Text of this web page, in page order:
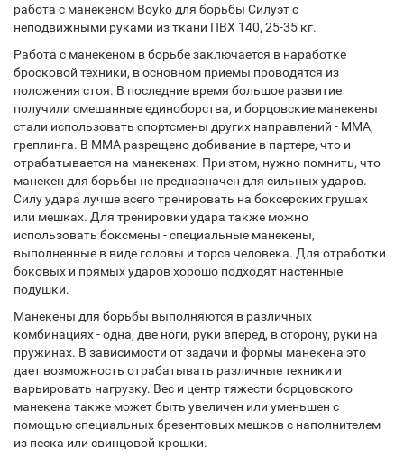
работа с манекеном Boyko для борьбы Силуэт с
неподвижными руками из ткани ПВХ 140, 25-35 кг.
Работа с манекеном в борьбе заключается в наработке
бросковой техники, в основном приемы проводятся из
положения стоя. В последние время большое развитие
получили смешанные единоборства, и борцовские манекены
стали использовать спортсмены других направлений - ММА,
греплинга. В ММА разрещено добивание в партере, что и
отрабатывается на манекенах. При этом, нужно помнить, что
манекен для борьбы не предназначен для сильных ударов.
Силу удара лучше всего тренировать на боксерских грушах
или мешках. Для тренировки удара также можно
использовать боксмены - специальные манекены,
выполненные в виде головы и торса человека. Для отработки
боковых и прямых ударов хорошо подходят настенные
подушки.
Манекены для борьбы выполняются в различных
комбинациях - одна, две ноги, руки вперед, в сторону, руки на
пружинах. В зависимости от задачи и формы манекена это
дает возможность отрабатывать различные техники и
варьировать нагрузку. Вес и центр тяжести борцовского
манекена также может быть увеличен или уменьшен с
помощью специальных брезентовых мешков с наполнителем
из песка или свинцовой крошки.